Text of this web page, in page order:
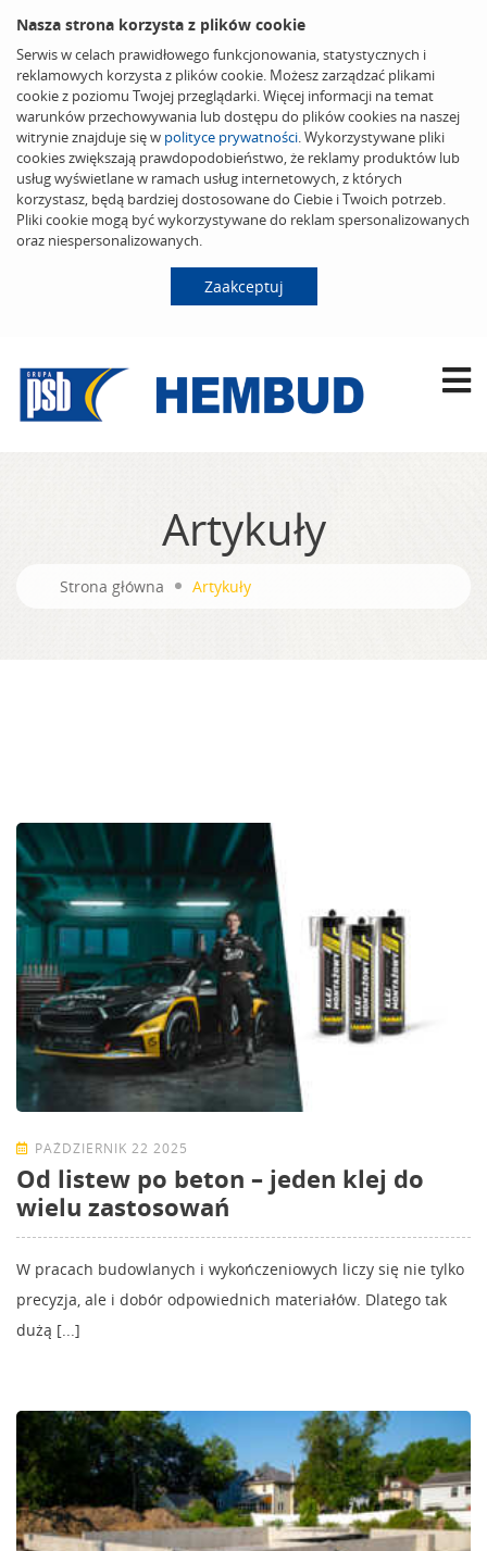
Nasza strona korzysta z plików cookie
Serwis w celach prawidłowego funkcjonowania, statystycznych i
reklamowych korzysta z plików cookie. Możesz zarządzać plikami
cookie z poziomu Twojej przeglądarki. Więcej informacji na temat
warunków przechowywania lub dostępu do plików cookies na naszej
witrynie znajduje się w polityce prywatności. Wykorzystywane pliki
cookies zwiększają prawdopodobieństwo, że reklamy produktów lub
usług wyświetlane w ramach usług internetowych, z których
korzystasz, będą bardziej dostosowane do Ciebie i Twoich potrzeb.
Pliki cookie mogą być wykorzystywane do reklam spersonalizowanych
oraz niespersonalizowanych.
Zaakceptuj
Artykuły
Strona główna Artykuły
PAŹDZIERNIK 22 2025
Od listew po beton – jeden klej do
wielu zastosowań
W pracach budowlanych i wykończeniowych liczy się nie tylko
precyzja, ale i dobór odpowiednich materiałów. Dlatego tak
dużą [...]